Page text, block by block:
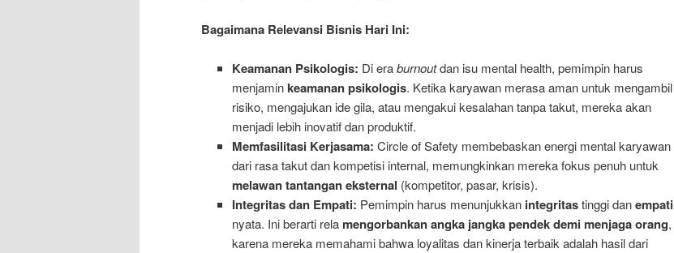
Bagaimana Relevansi Bisnis Hari Ini:
Keamanan Psikologis: Di eraburnoutdan isu mental health, pemimpin harus
menjaminkeamanan psikologis. Ketika karyawan merasa aman untuk mengambil
risiko, mengajukan ide gila, atau mengakui kesalahan tanpa takut, mereka akan
menjadi lebih inovatif dan produktif.
Memfasilitasi Kerjasama: Circle of Safety membebaskan energi mental karyawan
dari rasa takut dan kompetisi internal, memungkinkan mereka fokus penuh untuk
melawan tantangan eksternal (kompetitor, pasar, krisis).
Integritas dan Empati: Pemimpin harus menunjukkan integritastinggi danempati
nyata. Ini berarti rela mengorbankan angka jangka pendek demi menjaga orang,
karena mereka memahami bahwa loyalitas dan kinerja terbaik adalah hasil dari